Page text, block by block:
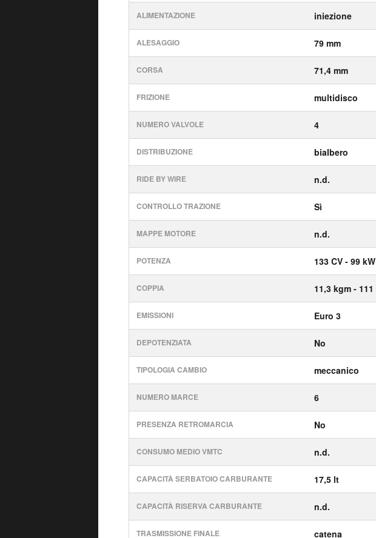
ALIMENTAZIONE iniezione
ALESAGGIO 79 mm
CORSA 71,4 mm
FRIZIONE multidisco
NUMERO VALVOLE 4
DISTRIBUZIONE bialbero
RIDE BY WIRE n.d.
CONTROLLO TRAZIONE Sì
MAPPE MOTORE n.d.
POTENZA 133 CV - 99 kW
COPPIA 11,3 kgm - 111
EMISSIONI Euro 3
DEPOTENZIATA No
TIPOLOGIA CAMBIO meccanico
NUMERO MARCE 6
PRESENZA RETROMARCIA No
CONSUMO MEDIO VMTC n.d.
CAPACITÀ SERBATOIO CARBURANTE 17,5 lt
CAPACITÀ RISERVA CARBURANTE n.d.
TRASMISSIONE FINALE catena